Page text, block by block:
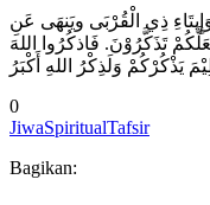
ذِي الْقُرْبَى ويَنهَى عَنِ
تَذَكَّرُوْنَ. فَاذكُرُوا اللهَ
يَذْكُرْكُمْ وَلَذِكْرُ اللهِ أَكْبَرُ
0
JiwaSpiritualTafsir
Bagikan: